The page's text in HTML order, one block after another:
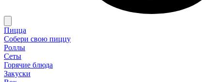
Пицца
Собери свою пиццу
Роллы
Сеты
Горячие блюда
Закуски